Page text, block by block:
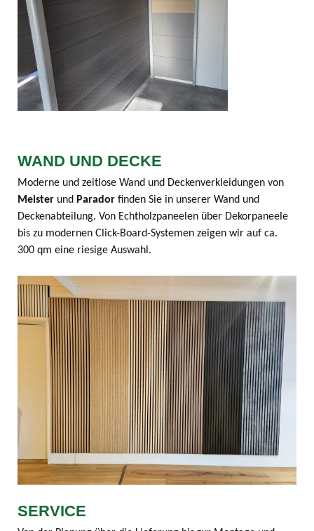
WAND UND DECKE
Moderne und zeitlose Wand und Deckenverkleidungen von
Meister und Parador finden Sie in unserer Wand und
Deckenabteilung. Von Echtholzpaneelen über Dekorpaneele
bis zu modernen Click-Board-Systemen zeigen wir auf ca.
300 qm eine riesige Auswahl.
SERVICE